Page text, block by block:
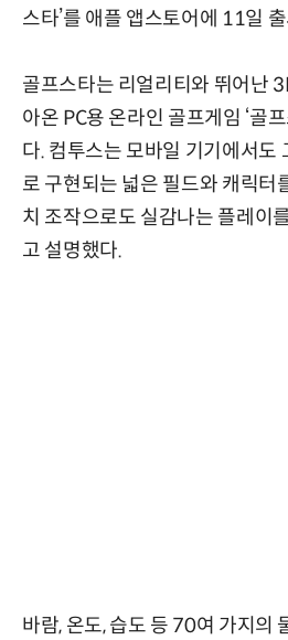
스타’를 애플 앱스토어에 11일
골프스타는 리얼리티와 뛰어난
아온 PC용 온라인 골프게임 ‘골
다. 컴투스는 모바일 기기에서도
로 구현되는 넓은 필드와 캐릭터
치 조작으로도 실감나는 플레이
고 설명했다.
바람, 온도, 습도 등 70여 가지의